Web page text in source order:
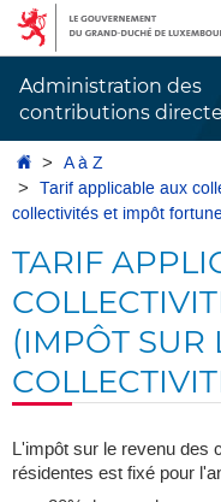
Aller
navigation
Aller
au
Administration des
contributions
AccueilA à Z
Tarif applicable aux
collectivités et impôt
TARIF
(IMPÔT SUR
L'impôt sur le revenu des
résidentes est fixé pour